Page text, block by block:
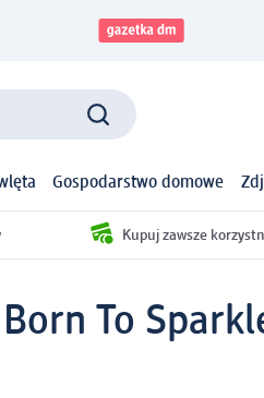
Gospodarstwo domowe
Kupuj zawsze
To